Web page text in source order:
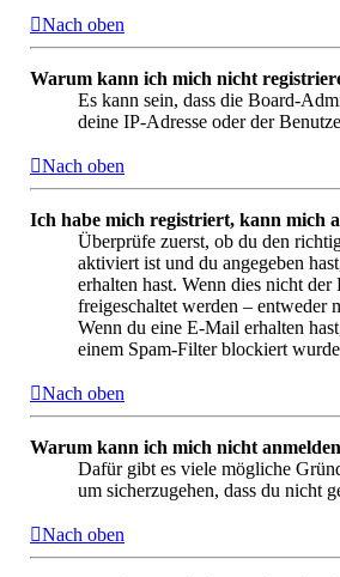
Nach oben
Warum kann ich mich nicht
Es kann sein, dass die Board-
deine IP-Adresse oder der
Nach oben
Ich habe mich registriert, kann mich
Überprüfe zuerst, ob du den
aktiviert ist und du angegeben
erhalten hast. Wenn dies nicht
freigeschaltet werden – entweder
Wenn du eine E-Mail erhalten
einem Spam-Filter blockiert
Nach oben
Warum kann ich mich nicht
Dafür gibt es viele mögliche
um sicherzugehen, dass du nicht
Nach oben